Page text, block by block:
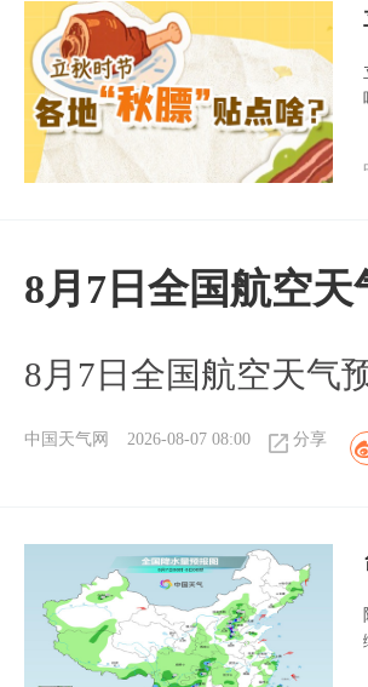
8月7日全国航空天
8月7日全国航空天气
中国天气网 2026-08-07 08:00 分享